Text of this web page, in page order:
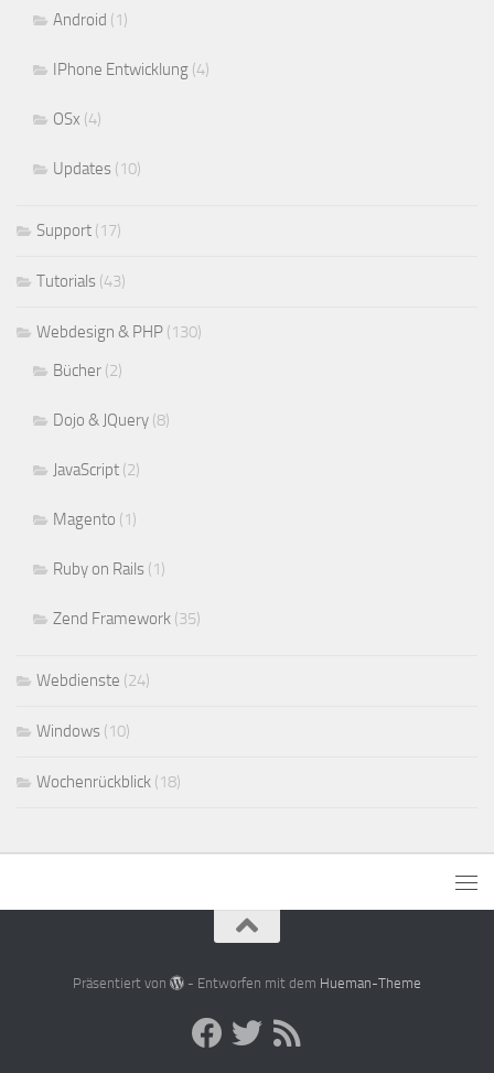
Android (1)
IPhone Entwicklung (4)
OSx (4)
Updates (10)
Support (17)
Tutorials (43)
Webdesign & PHP (130)
Bücher (2)
Dojo & JQuery (8)
JavaScript (2)
Magento (1)
Ruby on Rails (1)
Zend Framework (35)
Webdienste (24)
Windows (10)
Wochenrückblick (18)
Präsentiert von - Entworfen mit dem Hueman-Theme